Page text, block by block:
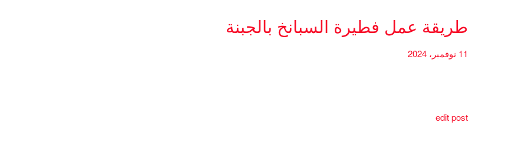
طريقة عمل فطيرة السبانخ بالجبنة
11 نوفمبر، 2024
edit post